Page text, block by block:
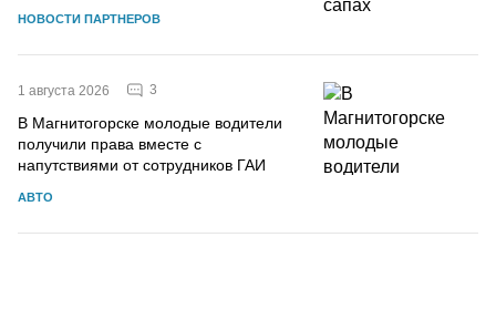
НОВОСТИ ПАРТНЕРОВ
1 августа 2026 3
В Магнитогорске молодые водители
получили права вместе с
напутствиями от сотрудников ГАИ
АВТО